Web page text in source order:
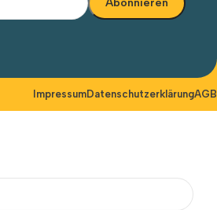
ImpressumDatenschutzerklärungAGB